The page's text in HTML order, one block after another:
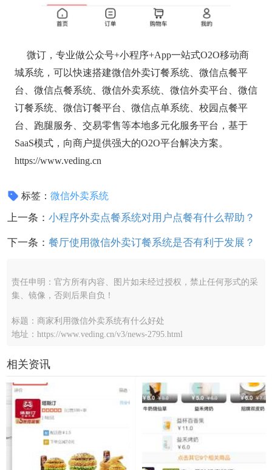
微订，专业做公众号+小程序+App一站式O2O移动商
城系统，可以快速搭建微信外卖订餐系统、微信点餐平
台、微信点餐系统、微信外卖系统、微信外卖平台、微信
订餐系统、微信订餐平台、微信点单系统、校园点餐平
台、跑腿服务、交易零售等本地多元化服务平台，基于
SaaS模式，向商户提供强大的O2O平台解决方案。
https://www.veding.cn
标签：微信外卖系统
上一条： 小程序外卖点餐系统对用户点餐有什么帮助？
下一条： 餐厅使用微信外卖订餐系统是否有利于发展？
责任申明：官方所有内容、图片如未经过授权，禁止任何形式的采
集、镜像，否则后果自负！
标题：商家利用微信外卖系统有什么好处
地址：https://www.veding.cn/v3/news-2795.html
相关资讯